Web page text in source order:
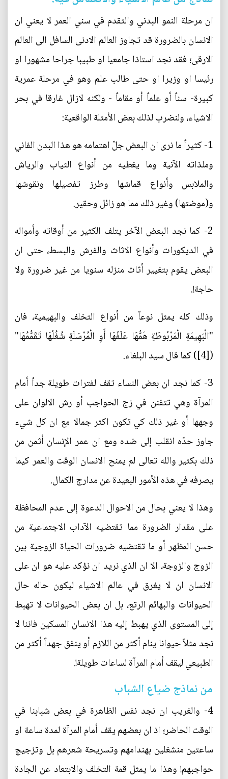
ان مرحلة النمو البدني والتقدم في سني العمر لا يعني ان
الانسان بالضرورة قد تجاوز العالم الادنى السافل الى العالم
الارقى؛ فقد نجد استاذا جامعيا او طبيبا جراحا مشهورا او
رئيسا او وزيرا او حتى طالب علم وهو في مرحلة عمرية
كبيرة- سناً أو علماً أو مقاماً - ولكنه لازال غارقا في بحر
الاشياء، ولنضرب لذلك بعض الأمثلة الواقعية:
1- كثيراً ما نرى ان البعض جلّ اهتمامه هو هذا البدن الفاني
وملذاته الآنية وما يغطيه من أنواع الثياب والرياش
والملابس وأنواع قماشها وطرز تفصيلها ونقوشها
و(موضتها) وغير ذلك مما هو زائل وحقير.
2- كما نجد البعض الآخر يتلف الكثير من أوقاته وأمواله
في الديكورات وأنواع الاثاث والفرش والبسط، حتى ان
البعض يقوم بتغيير أثاث منزله سنويا من غير ضرورة ولا
حاجة!.
وذلك كله يمثل نوعاً من أنواع التخلف والبهيمية، فان
"الْبَهِيمَةِ الْمَرْبُوطَةِ هَمُّهَا عَلَفُهَا أَوِ الْمُرْسَلَةِ شُغُلُهَا تَقَمُّمُهَا"
([4]) كما قال سيد البلغاء.
3- كما نجد ان بعض النساء تقف لفترات طويلة جداً أمام
المرآة وهي تتفنن في زج الحواجب أو رش الالوان على
وجهها أو غير ذلك كي تكون اكثر جمالا مع ان كل شيء
جاوز حدّه انقلب إلى ضده ومع ان عمر الإنسان أثمن من
ذلك بكثير والله تعالى لم يمنح الانسان الوقت والعمر كيما
يصرفه في هذه الأمور البعيدة عن مدارج الكمال.
وهذا لا يعني بحال من الاحوال الدعوة إلى عدم المحافظة
على مقدار الضرورة مما تقتضيه الآداب الاجتماعية من
حسن المظهر أو ما تقتضيه ضرورات الحياة الزوجية بين
الزوج والزوجة، الا ان الذي نريد ان نؤكد عليه هو ان على
الانسان ان لا يغرق في عالم الاشياء ليكون حاله حال
الحيوانات والبهائم الرتع، بل ان بعض الحيوانات لا تهبط
إلى المستوى الذي يهبط إليه هذا الانسان المسكين فاننا لا
نجد مثلاً حيوانا ينام أكثر من اللازم أو ينفق جهداً أكثر من
الطبيعي ليقف أمام المرآة لساعات طويلة!.
من نماذج ضياع الشباب
4- والغريب ان نجد نفس الظاهرة في بعض شبابنا في
الوقت الحاضر؛ اذ ان بعضهم يقف أمام المرآة لمدة ساعة او
ساعتين منشغلين بهندامهم وتسريحة شعرهم بل وتزجيج
حواجبهم! وهذا ما يمثل قمة التخلف والابتعاد عن الجادة